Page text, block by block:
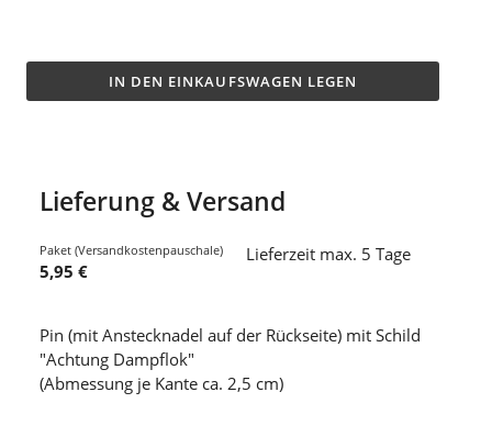
IN DEN EINKAUFSWAGEN LEGEN
Lieferung & Versand
Paket (Versandkostenpauschale)
5,95 €
Lieferzeit max. 5 Tage
Pin (mit Anstecknadel auf der Rückseite) mit Schild
"Achtung Dampflok"
(Abmessung je Kante ca. 2,5 cm)